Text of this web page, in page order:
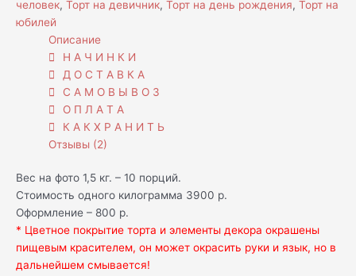
человек, Торт на девичник, Торт на день рождения, Торт на
юбилей
Описание
Н А Ч И Н К И
Д О С Т А В К А
С А М О В Ы В О З
О П Л А Т А
К А К Х Р А Н И Т Ь
Отзывы (2)
Вес на фото 1,5 кг. – 10 порций.
Стоимость одного килограмма 3900 р.
Оформление – 800 р.
* Цветное покрытие торта и элементы декора окрашены
пищевым красителем, он может окрасить руки и язык, но в
дальнейшем смывается!